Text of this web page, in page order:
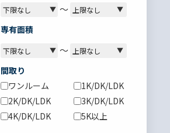
～
専有面積
～
間取り
ワンルーム
1K/DK/LDK
2K/DK/LDK
3K/DK/LDK
4K/DK/LDK
5K以上